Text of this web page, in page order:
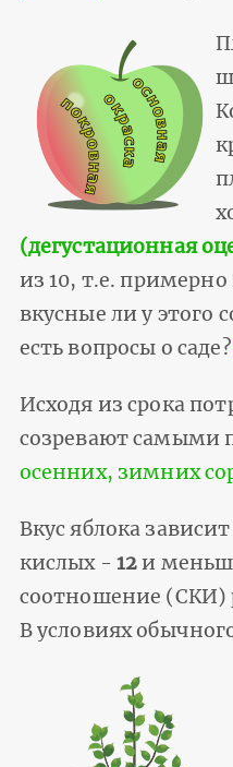
(дегустационная
из 10, т.е. примерно
вкусные ли у этого
есть вопросы о саде?
Исходя из срока
созревают самыми
осенних, зимних
Вкус яблока
кислых -12и
соотношение (СКИ)
В условиях